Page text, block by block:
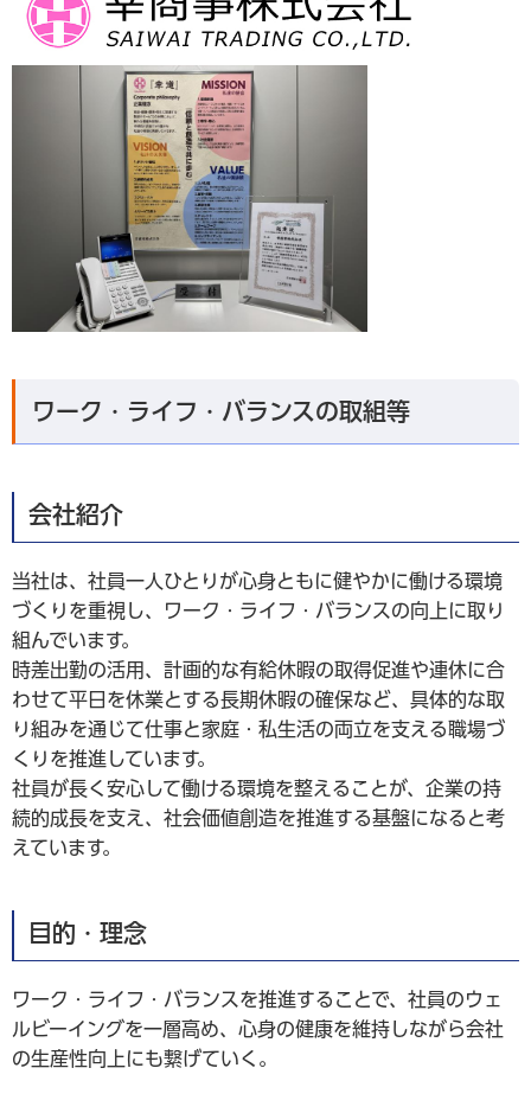
ワーク・ライフ・バランスの取組等
会社紹介
当社は、社員一人ひとりが心身ともに健やかに働ける環境
づくりを重視し、ワーク・ライフ・バランスの向上に取り
組んでいます。
時差出勤の活用、計画的な有給休暇の取得促進や連休に合
わせて平日を休業とする長期休暇の確保など、具体的な取
り組みを通じて仕事と家庭・私生活の両立を支える職場づ
くりを推進しています。
社員が長く安心して働ける環境を整えることが、企業の持
続的成長を支え、社会価値創造を推進する基盤になると考
えています。
目的・理念
ワーク・ライフ・バランスを推進することで、社員のウェ
ルビーイングを一層高め、心身の健康を維持しながら会社
の生産性向上にも繋げていく。